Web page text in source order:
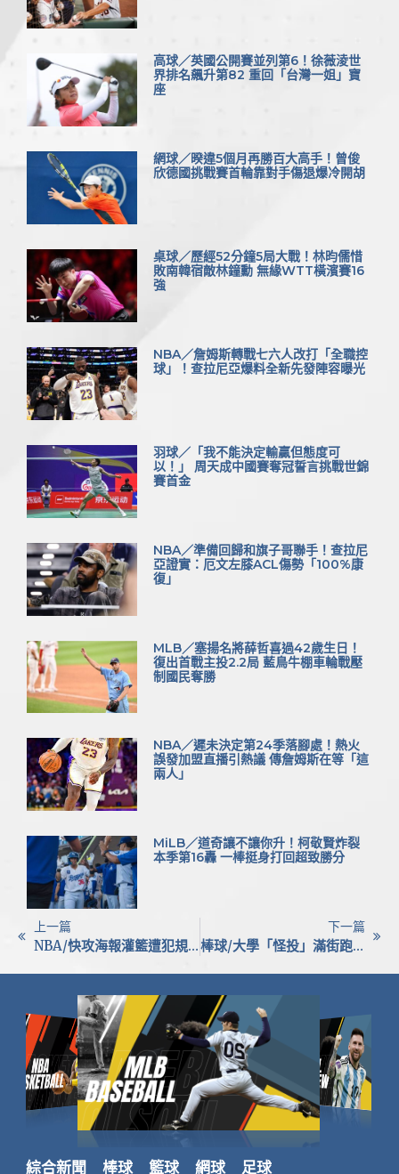
高球／英國公開賽並列第6！徐薇淩世
界排名飆升第82 重回「台灣一姐」寶
座
網球／暌違5個月再勝百大高手！曾俊
欣德國挑戰賽首輪靠對手傷退爆冷開胡
桌球／歷經52分鐘5局大戰！林昀儒惜
敗南韓宿敵林鐘勳 無緣WTT橫濱賽16
強
NBA／詹姆斯轉戰七六人改打「全職控
球」！查拉尼亞爆料全新先發陣容曝光
羽球／「我不能決定輸贏但態度可
以！」 周天成中國賽奪冠誓言挑戰世錦
賽首金
NBA／準備回歸和旗子哥聯手！查拉尼
亞證實：厄文左膝ACL傷勢「100%康
復」
MLB／塞揚名將薛哲喜過42歲生日！
復出首戰主投2.2局 藍鳥牛棚車輪戰壓
制國民奪勝
NBA／遲未決定第24季落腳處！熱火
誤發加盟直播引熱議 傳詹姆斯在等「這
兩人」
MiLB／道奇讓不讓你升！柯敬賢炸裂
本季第16轟 一棒挺身打回超致勝分
上一篇
NBA/快攻海報灌籃遭犯規毀掉 熱火約維奇重摔退場虛驚一場
下一篇
棒球/大學「怪投」滿街跑卻難上職棒 林晨樺揭露殘酷現實
綜合新聞 棒球 籃球 網球 足球